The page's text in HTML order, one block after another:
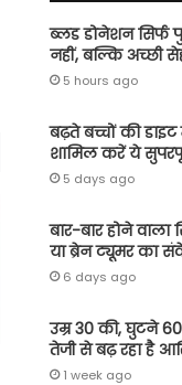
ब्लड डोनेशन सिर्फ
नहीं, बल्कि अच्छी
5 hours ago
बढ़ते बच्चों की
शामिल करें ये
5 days ago
बार-बार होने वाला
या ब्रेन ट्यूमर का
6 days ago
उम्र 30 की, घुटने
तेजी से बढ़ रहा है
1 week ago